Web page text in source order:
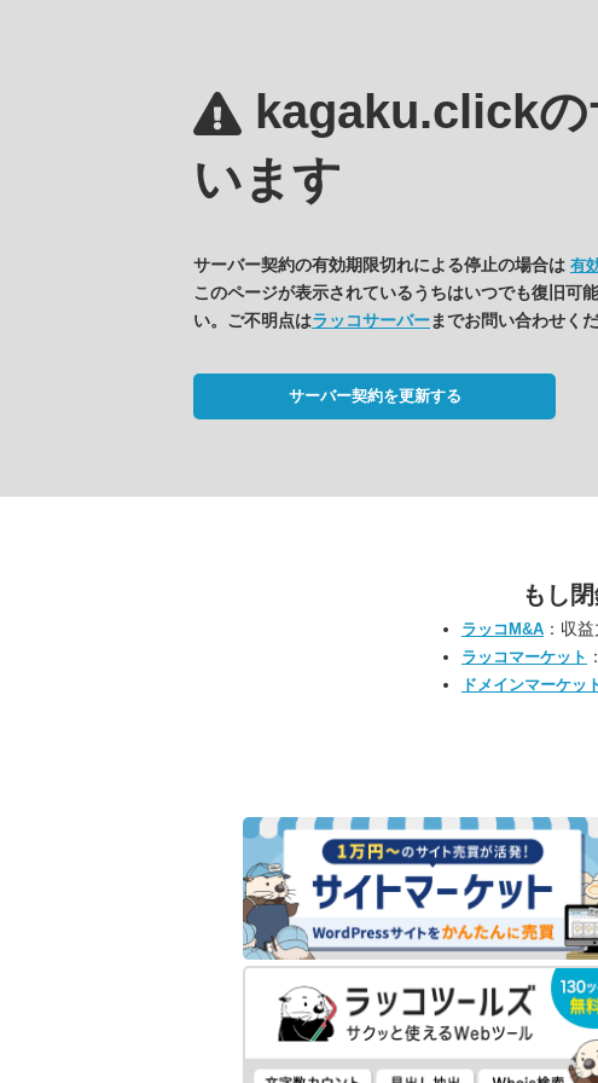
kagaku.clickの
います
サーバー契約の有効期限切れによる停止の場合は 有
このページが表示されているうちはいつでも復旧可
い。ご不明点はラッコサーバーまでお問い合わせくだ
サーバー契約を更新する
もし
ラッコM&A ：収
ラッコマーケット
ドメインマーケッ